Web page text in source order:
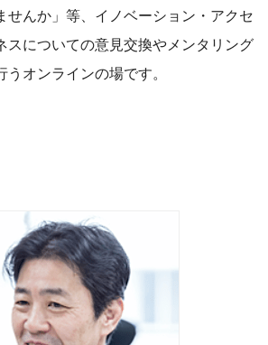
せんか」等、イノベーション・アクセ
スについての意見交換やメンタリング
オンラインの場です。